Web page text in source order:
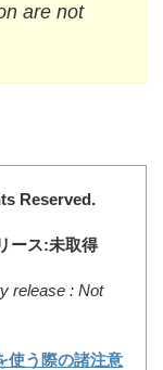
are not
Reserved.
ース:未取得
release : Not
使う際の諸注意